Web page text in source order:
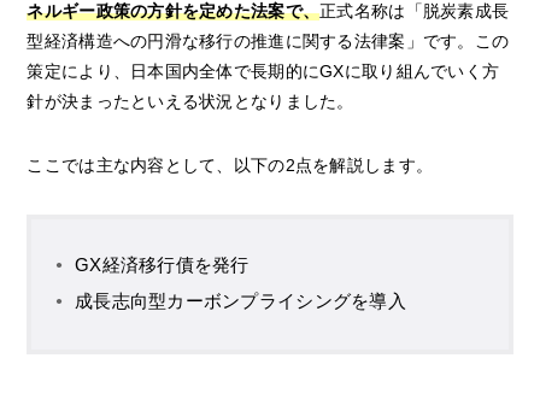
ネルギー政策の方針を定めた法案で、正式名称は「脱炭素成長
型経済構造への円滑な移行の推進に関する法律案」です。この
策定により、日本国内全体で長期的にGXに取り組んでいく方
針が決まったといえる状況となりました。
ここでは主な内容として、以下の2点を解説します。
GX経済移行債を発行
成長志向型カーボンプライシングを導入